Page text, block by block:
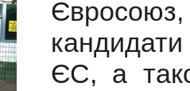
ЄС, а